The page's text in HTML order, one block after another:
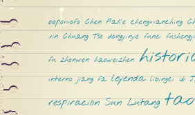
bopomofo Chen Fake chengmanching
xin Chuang Tsé dongyinjie funei
fu zhonwen haoweizhen
interno jiang fa leyenda libingci Qi
respiración Sun Lutang